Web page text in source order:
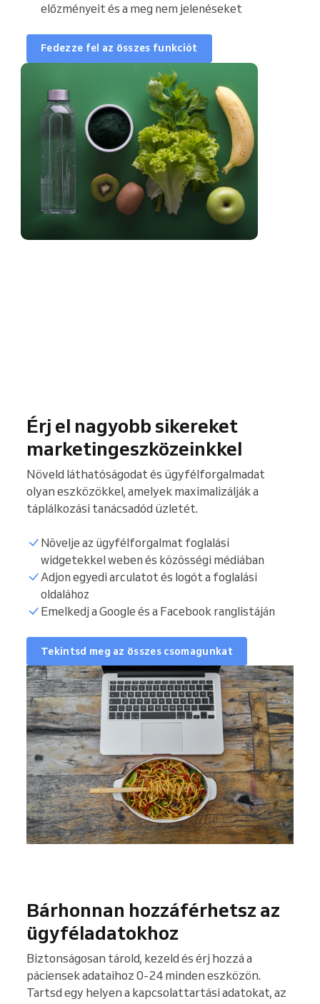
Foglalási órák
Naptár szinkronizálás
előzményeit és a meg nem jelenéseket
Fedezze fel az összes funkciót
Érj el nagyobb sikereket
marketingeszközeinkkel
Növeld láthatóságodat és ügyfélforgalmadat
olyan eszközökkel, amelyek maximalizálják a
táplálkozási tanácsadód üzletét.
Növelje az ügyfélforgalmat foglalási
widgetekkel weben és közösségi médiában
Adjon egyedi arculatot és logót a foglalási
oldalához
Emelkedj a Google és a Facebook ranglistáján
Tekintsd meg az összes csomagunkat
Bárhonnan hozzáférhetsz az
ügyféladatokhoz
Biztonságosan tárold, kezeld és érj hozzá a
páciensek adataihoz 0-24 minden eszközön.
Tartsd egy helyen a kapcsolattartási adatokat, az